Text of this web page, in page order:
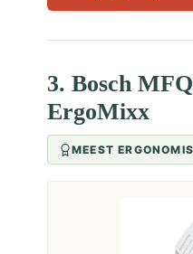
3. Bosch
ErgoMixx
MEEST